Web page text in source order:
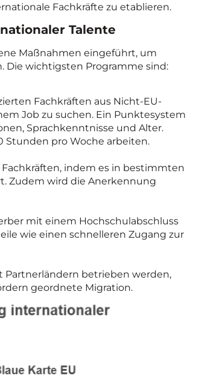
Fachkräfte zu etablieren.
Talente
Maßnahmen eingeführt, um
Die wichtigsten Programme sind:
Fachkräften aus Nicht-EU-
Job zu suchen. Ein Punktesystem
Sprachkenntnisse und Alter.
Stunden pro Woche arbeiten.
indem es in bestimmten
Zudem wird die Anerkennung
mit einem Hochschulabschluss
wie einen schnelleren Zugang zur
Partnerländern betrieben werden,
geordnete Migration.